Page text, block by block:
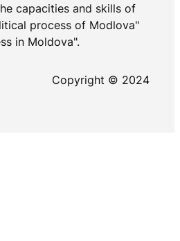
capacities and skills of
process of Modlova"
in Moldova".
Copyright © 2024